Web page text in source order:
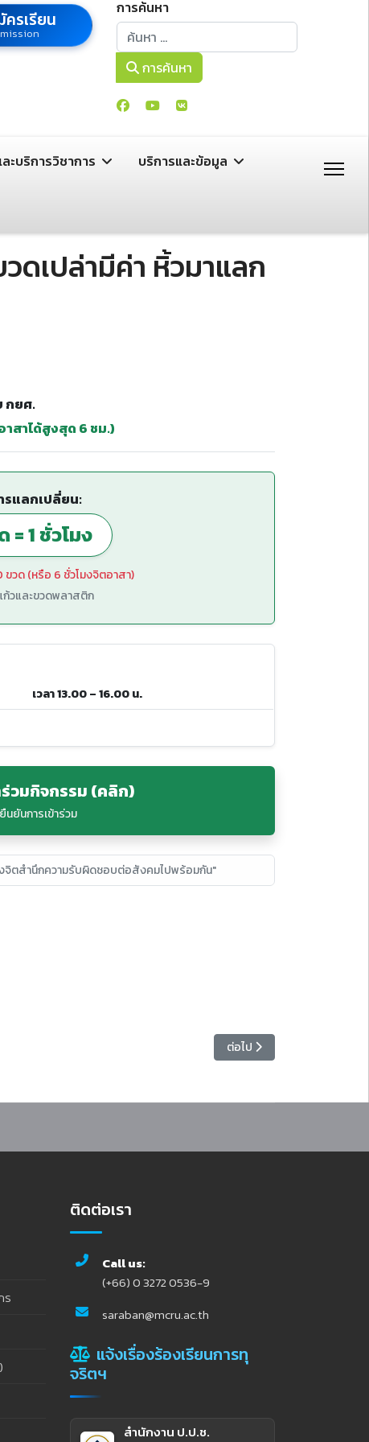
รเรียน
การค้นหา
การค้นหา
การค้นหา
ะบริการวิชาการ บริการและข้อมูล
เปล่ามีค่า หิ้วมาแลก
กยศ.
สาได้สูงสุด 6 ชม.)
รแลกเปลี่ยน:
= 1 ชั่วโมง
ขวด (หรือ 6 ชั่วโมงจิตอาสา)
วและขวดพลาสติก
เวลา 13.00 – 16.00 น.
ร่วมกิจกรรม (คลิก)
ยันการเข้าร่วม
ตสำนึกความรับผิดชอบต่อสังคมไปพร้อมกัน"
เนื้อหาถัดไป: สำนักการแพทย์
ต่อไป
ร
ติดต่อเรา
Call us:
(+66) 0 3272 0536-9
saraban@mcru.ac.th
แจ้งเรื่องร้องเรียนการทุ
จริตฯ
สำนักงาน ป.ป.ช.